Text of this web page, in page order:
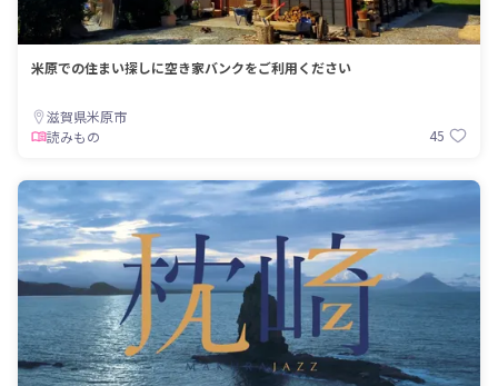
米原での住まい探しに空き家バンクをご利用ください
滋賀県米原市
読みもの
45